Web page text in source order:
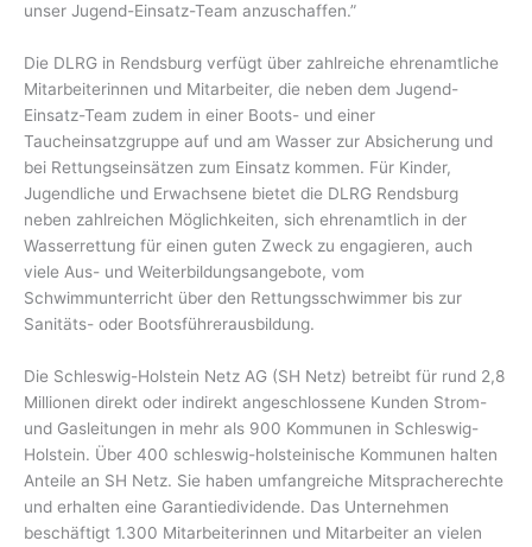
unser Jugend-Einsatz-Team anzuschaffen.”
Die DLRG in Rendsburg verfügt über zahlreiche ehrenamtliche
Mitarbeiterinnen und Mitarbeiter, die neben dem Jugend-
Einsatz-Team zudem in einer Boots- und einer
Taucheinsatzgruppe auf und am Wasser zur Absicherung und
bei Rettungseinsätzen zum Einsatz kommen. Für Kinder,
Jugendliche und Erwachsene bietet die DLRG Rendsburg
neben zahlreichen Möglichkeiten, sich ehrenamtlich in der
Wasserrettung für einen guten Zweck zu engagieren, auch
viele Aus- und Weiterbildungsangebote, vom
Schwimmunterricht über den Rettungsschwimmer bis zur
Sanitäts- oder Bootsführerausbildung.
Die Schleswig-Holstein Netz AG (SH Netz) betreibt für rund 2,8
Millionen direkt oder indirekt angeschlossene Kunden Strom-
und Gasleitungen in mehr als 900 Kommunen in Schleswig-
Holstein. Über 400 schleswig-holsteinische Kommunen halten
Anteile an SH Netz. Sie haben umfangreiche Mitspracherechte
und erhalten eine Garantiedividende. Das Unternehmen
beschäftigt 1.300 Mitarbeiterinnen und Mitarbeiter an vielen